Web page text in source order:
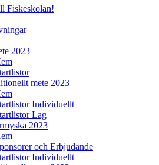
Fiskeskolan!
2023
mete 2023
Individuellt
Lag
2023
och Erbjudande
Individuellt